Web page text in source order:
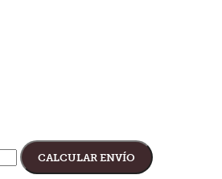
CALCULAR ENVÍO